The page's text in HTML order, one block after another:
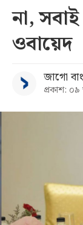
সব
বিভাগ
আর্কাইভ
না,
ওবায়েদ
জাগো
প্রকাশ: